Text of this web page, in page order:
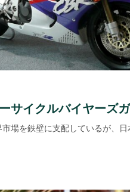
サイクルバイヤーズ
場を鉄壁に支配しているが、